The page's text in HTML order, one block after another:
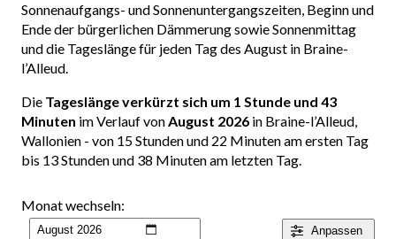
Sonnenaufgangs- und Sonnenuntergangszeiten, Beginn und
Ende der bürgerlichen Dämmerung sowie Sonnenmittag
und die Tageslänge für jeden Tag des August in Braine-
l’Alleud.
Die Tageslänge verkürzt sich um 1 Stunde und 43
Minuten im Verlauf vonAugust 2026 in Braine-l’Alleud,
Wallonien - von 15 Stunden und 22 Minuten am ersten Tag
bis 13 Stunden und 38 Minuten am letzten Tag.
Anpassen
Monat wechseln: